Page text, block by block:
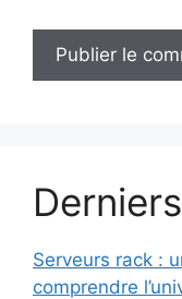
Serveurs rack :
comprendre